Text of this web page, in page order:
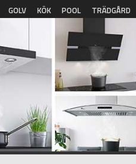
GOLV KÖK POOL TRÄDGÅRD